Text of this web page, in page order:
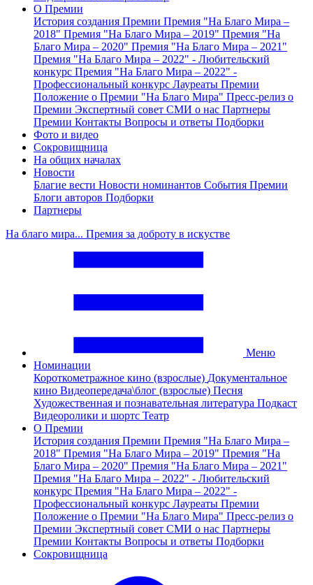
О Премии
История создания Премии Премия "На Благо Мира –
2018" Премия "На Благо Мира – 2019" Премия "На
Благо Мира – 2020" Премия "На Благо Мира – 2021"
Премия "На Благо Мира – 2022" - Любительский
конкурс Премия "На Благо Мира – 2022" -
Профессиональный конкурс Лауреаты Премии
Положение о Премии "На Благо Мира" Пресс-релиз о
Премии Экспертный совет СМИ о нас Партнеры
Премии Контакты Вопросы и ответы Подборки
Фото и видео
Сокровищница
На общих началах
Новости
Благие вести Новости номинантов События Премии
Блоги авторов Подборки
Партнеры
На благо мира... Премия за доброту в искустве
Меню
Номинации
Короткометражное кино (взрослые) Документальное
кино Видеопередача\блог (взрослые) Песня
Художественная и познавательная литература Подкаст
Видеоролики и шортс Театр
О Премии
История создания Премии Премия "На Благо Мира –
2018" Премия "На Благо Мира – 2019" Премия "На
Благо Мира – 2020" Премия "На Благо Мира – 2021"
Премия "На Благо Мира – 2022" - Любительский
конкурс Премия "На Благо Мира – 2022" -
Профессиональный конкурс Лауреаты Премии
Положение о Премии "На Благо Мира" Пресс-релиз о
Премии Экспертный совет СМИ о нас Партнеры
Премии Контакты Вопросы и ответы Подборки
Сокровищница